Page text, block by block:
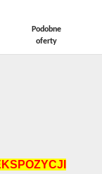
Podobne
oferty